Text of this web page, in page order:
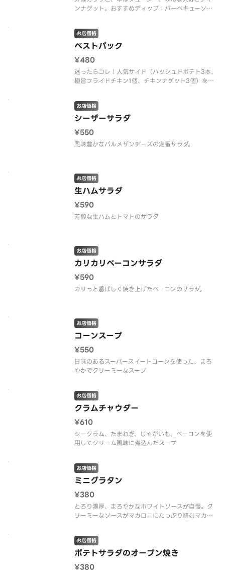
ンナゲット。おすすめディップ：バーベキューソー
ベストパック
お店価格
¥480
迷ったらコレ！人気サイド（ハッシュドポテト3本、
極旨フライドチキン1個、チキンナゲット3個）を一
ーベキューソース
シーザーサラダ
お店価格
¥550
風味豊かなパルメザンチーズの定番サラダ。
生ハムサラダ
お店価格
¥590
芳醇な生ハムとトマトのサラダ
カリカリベーコンサラダ
お店価格
¥590
カリっと香ばしく焼き上げたベーコンのサラダ。
コーンスープ
お店価格
¥550
甘味のあるスーパースイートコーンを使った、まろ
やかでクリーミーなスープ
クラムチャウダー
お店価格
¥610
シークラム、たまねぎ、じゃがいも、ベーコンを使
用してクリーム風味に煮込んだスープ
ミニグラタン
お店価格
¥380
とろり濃厚、まろやかなホワイトソースが自慢。ク
リーミーなソースがマカロニにたっぷり絡むマカロ
ポテトサラダのオーブン焼き
お店価格
¥380